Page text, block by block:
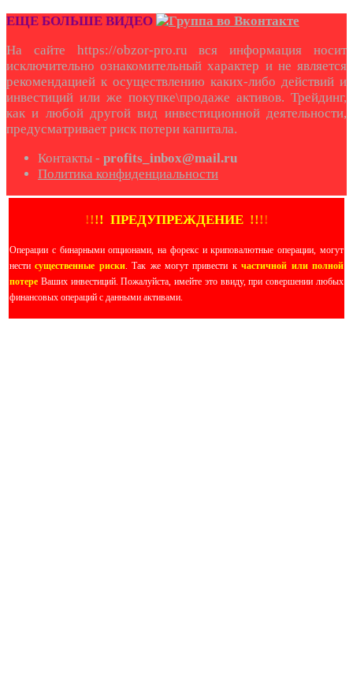
ЕЩЕ БОЛЬШЕ ВИДЕО
На сайте https://obzor-pro.ru вся информация носит
исключительно ознакомительный характер и не является
рекомендацией к осуществлению каких-либо действий и
инвестиций или же покупке\продаже активов. Трейдинг,
как и любой другой вид инвестиционной деятельности,
предусматривает риск потери капитала.
Контакты - profits_inbox@mail.ru
Политика конфиденциальности
!!!! ПРЕДУПРЕЖДЕНИЕ !!!!
Операции с бинарными опционами, на форекс и криповалютные операции, могут
нестисущественные риски. Так же могут привести кчастичной или полной
потере Ваших инвестиций. Пожалуйста, имейте это ввиду, при совершении любых
финансовых операций с данными активами.